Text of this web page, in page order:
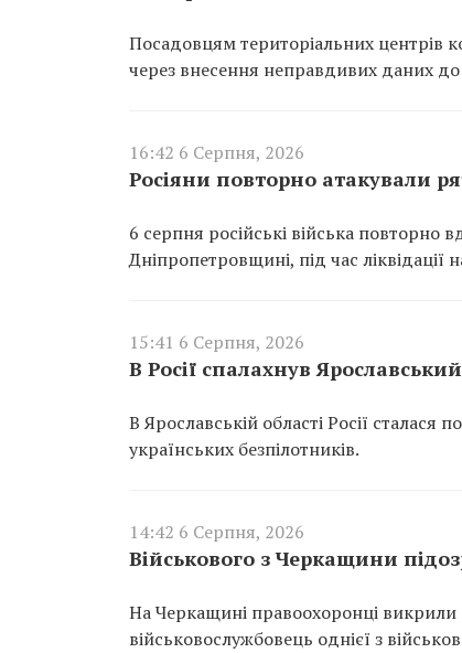
Посадовцям територіальних центрів
через внесення неправдивих даних до
16:42 6 Серпня, 2026
Росіяни повторно атакували
6 серпня російські війська
Дніпропетровщині, під час ліквідації
15:41 6 Серпня, 2026
В Росії спалахнув
В Ярославській області Росії
українських безпілотників.
14:42 6 Серпня, 2026
Військового з Черкащини
На Черкащині правоохоронці викрили
військовослужбовець однієї з